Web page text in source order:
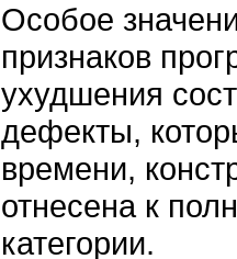
Особое
признаков
ухудшения
дефекты,
времени,
отнесена к
категории.